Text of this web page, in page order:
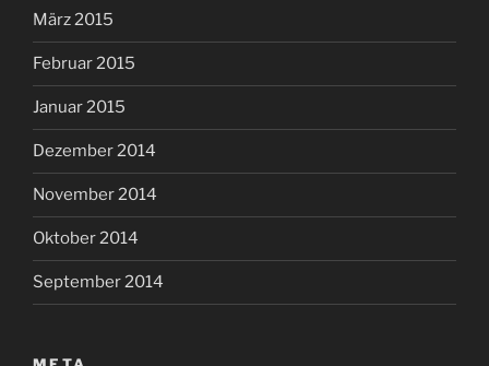
März 2015
Februar 2015
Januar 2015
Dezember 2014
November 2014
Oktober 2014
September 2014